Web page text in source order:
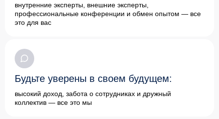
внутренние эксперты, внешние эксперты,
профессиональные конференции и обмен опытом — все
это для вас
Будьте уверены в своем будущем:
высокий доход, забота о сотрудниках и дружный
коллектив — все это мы